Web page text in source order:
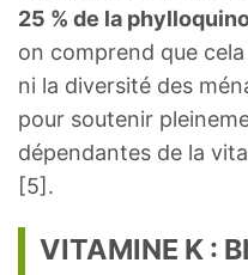
25 % de la
on comprend que
ni la diversité des
pour soutenir
dépendantes de la
[5].
VITAMINE K :